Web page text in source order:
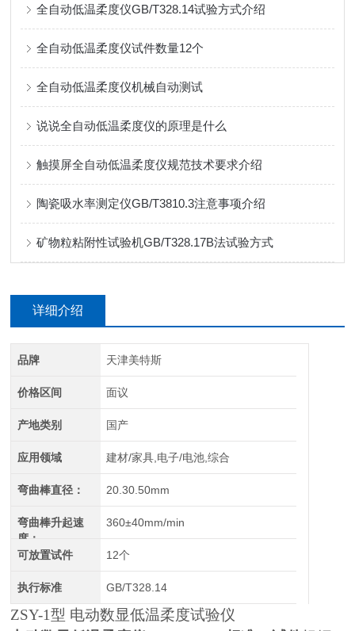
全自动低温柔度仪GB/T328.14试验方式介绍
全自动低温柔度仪试件数量12个
全自动低温柔度仪机械自动测试
说说全自动低温柔度仪的原理是什么
触摸屏全自动低温柔度仪规范技术要求介绍
陶瓷吸水率测定仪GB/T3810.3注意事项介绍
矿物粒粘附性试验机GB/T328.17B法试验方式
详细介绍
品牌 天津美特斯
价格区间 面议
产地类别 国产
应用领域 建材/家具,电子/电池,综合
弯曲棒直径： 20.30.50mm
弯曲棒升起速
度：
360±40mm/min
可放置试件 12个
执行标准 GB/T328.14
ZSY-1型 电动数显低温柔度试验仪